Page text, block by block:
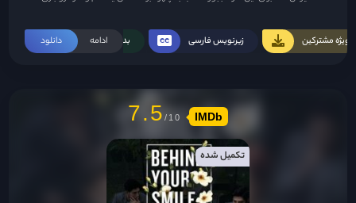
جمع کنه ، وو پینگ فان خواهر دوقلوی پینگ آنه که بر خلاف خواهرش دختری مظلوم
آیا این دو خواهرن یا نقاب چهره یک نفرن؟...
ادامه دانلود ویژه مشترکین زیرنویس فارسی بدون سانسور
7.5 IMDb
تکمیل شده